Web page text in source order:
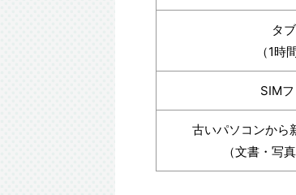
タ
（1時
SIM
古いパソコンから
（文書・写